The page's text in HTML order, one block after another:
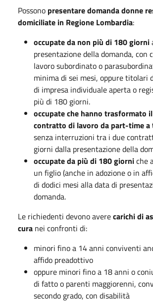
Possono presentare domanda donne
domiciliate in Regione Lombardia:
occupate da non più di 180 giorni
presentazione della domanda, con
lavoro subordinato o
minima di sei mesi, oppure titolari
di impresa individuale aperta o
più di 180 giorni.
occupate che hanno trasformato
contratto di lavoro da part-time a
senza interruzioni tra i due
giorni dalla presentazione della
occupate da più di 180 giorniche
un figlio (anche in adozione o in
di dodici mesi alla data di
domanda.
Le richiedenti devono averecarichi di
cura nei confronti di:
minori fino a 14 anni conviventi
affido preadottivo
oppure minori fino a 18 anni o
di fatto o parenti maggiorenni,
secondo grado, con disabilità